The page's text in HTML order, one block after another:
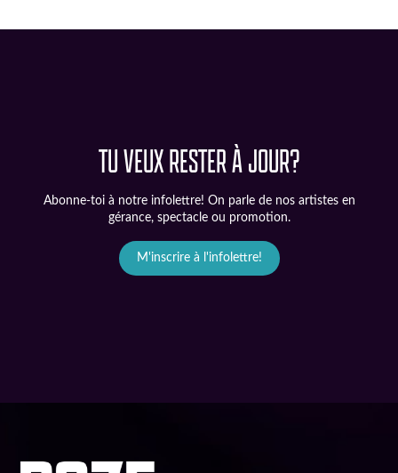
TU VEUX RESTER À JOUR?
Abonne-toi à notre infolettre! On parle de nos artistes en
gérance, spectacle ou promotion.
M'inscrire à l'infolettre!